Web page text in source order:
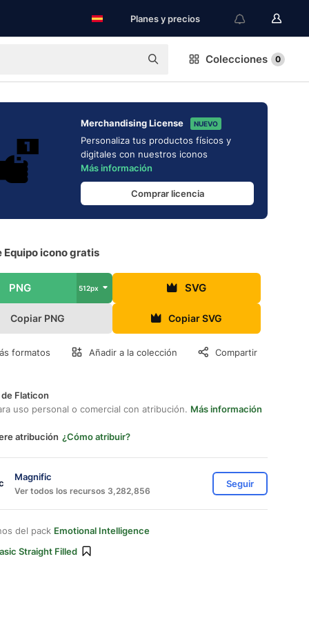
Planes y precios
Colecciones 0
Merchandising License NUEVO
Personaliza tus productos físicos y
digitales con nuestros iconos
Más información
Comprar licencia
Equipo icono gratis
PNG 512px SVG
Copiar PNG Copiar SVG
formatos Añadir a la colección Compartir
Flaticon
uso personal o comercial con atribución. Más información
atribución ¿Cómo atribuir?
Magnific
Ver todos los recursos 3,282,856
Seguir
del pack Emotional Intelligence
Straight Filled